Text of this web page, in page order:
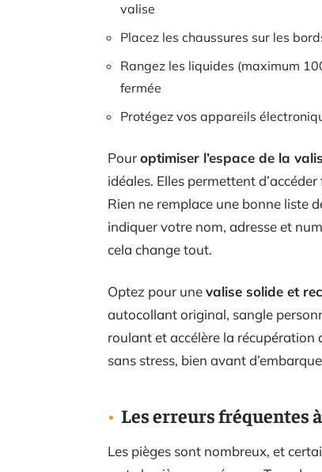
valise
Placez les chaussures sur les
Rangez les liquides (maximum
fermée
Protégez vos appareils
Pouroptimiser l’espace de la
idéales. Elles permettent
Rien ne remplace une bonne liste
indiquer votre nom, adresse et
cela change tout.
Optez pour unevalise solide et
autocollant original, sangle
roulant et accélère la
sans stress, bien avant
Les erreurs fréquentes
Les pièges sont nombreux, et